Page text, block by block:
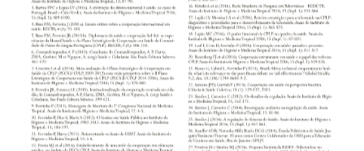
Editorial Convidado - O poder
funcional da CPLP no quadro da
saúde